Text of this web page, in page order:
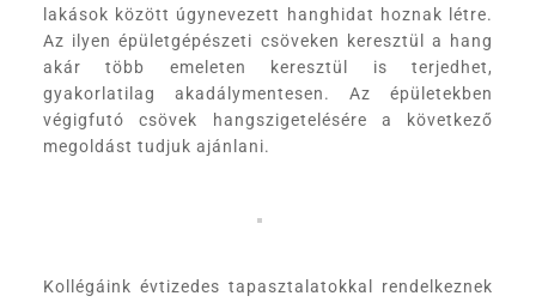
lakások között úgynevezett hanghidat hoznak létre.
Az ilyen épületgépészeti csöveken keresztül a hang
akár több emeleten keresztül is terjedhet,
gyakorlatilag akadálymentesen. Az épületekben
végigfutó csövek hangszigetelésére a következő
megoldást tudjuk ajánlani.
Kollégáink évtizedes tapasztalatokkal rendelkeznek